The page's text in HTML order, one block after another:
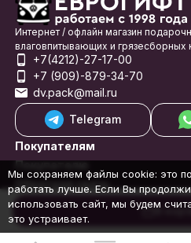
В
Интернет / офлайн магазин
влаговпитывающих и грязесборных
+7(4212)-27-17-00
+7 (909)-879-34-70
dv.pack@mail.ru
Telegram
Покупателям
Покупателю
Обратная связь
© 1998-2026 Еврогифт
Мы сохраняем файлы cookie: это
работать лучше. Если Вы
использовать сайт, мы будем
это устраивает.